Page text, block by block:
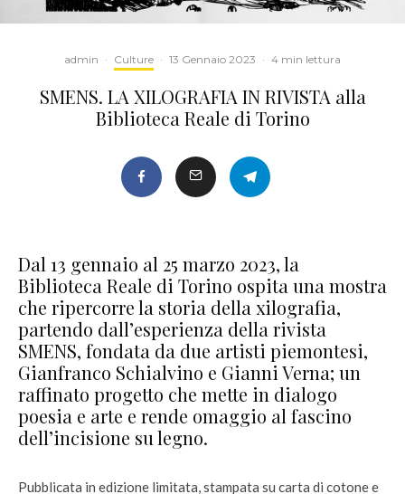
admin · Culture · 13 Gennaio 2023 · 4 min lettura
SMENS. LA XILOGRAFIA IN RIVISTA alla
Biblioteca Reale di Torino
Dal 13 gennaio al 25 marzo 2023, la
Biblioteca Reale di Torino ospita una mostra
che ripercorre la storia della xilografia,
partendo dall’esperienza della rivista
SMENS, fondata da due artisti piemontesi,
Gianfranco Schialvino e Gianni Verna; un
raffinato progetto che mette in dialogo
poesia e arte e rende omaggio al fascino
dell’incisione su legno.
Pubblicata in edizione limitata, stampata su carta di cotone e